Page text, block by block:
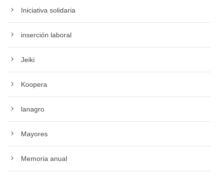
Iniciativa solidaria
inserción laboral
Jeiki
Koopera
lanagro
Mayores
Memoria anual